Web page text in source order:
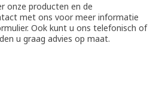
onze producten en de
met ons voor meer informatie
Ook kunt u ons telefonisch of
u graag advies op maat.